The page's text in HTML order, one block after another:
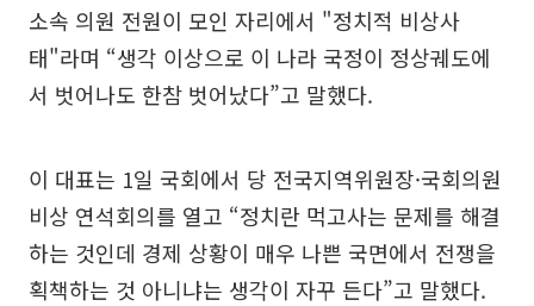
소속 의원 전원이 모인 자리에서 "정치적 비상사
태"라며 “생각 이상으로 이 나라 국정이 정상궤도에
서 벗어나도 한참 벗어났다”고 말했다.
이 대표는 1일 국회에서 당 전국지역위원장·국회의원
비상 연석회의를 열고 “정치란 먹고사는 문제를 해결
하는 것인데 경제 상황이 매우 나쁜 국면에서 전쟁을
획책하는 것 아니냐는 생각이 자꾸 든다”고 말했다.